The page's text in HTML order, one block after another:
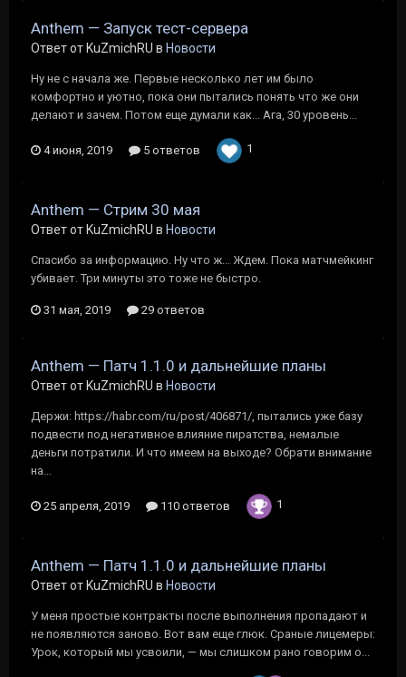
Anthem — Запуск тест-сервера
Ответ от KuZmichRU в Новости
Ну не с начала же. Первые несколько лет им было
комфортно и уютно, пока они пытались понять что же они
делают и зачем. Потом еще думали как... Ага, 30 уровень...
4 июня, 2019 5 ответов 1
Anthem — Стрим 30 мая
Ответ от KuZmichRU в Новости
Спасибо за информацию. Ну что ж... Ждем. Пока матчмейкинг
убивает. Три минуты это тоже не быстро.
31 мая, 2019 29 ответов
Anthem — Патч 1.1.0 и дальнейшие планы
Ответ от KuZmichRU в Новости
Держи: https://habr.com/ru/post/406871/, пытались уже базу
подвести под негативное влияние пиратства, немалые
деньги потратили. И что имеем на выходе? Обрати внимание
на...
25 апреля, 2019 110 ответов 1
Anthem — Патч 1.1.0 и дальнейшие планы
Ответ от KuZmichRU в Новости
У меня простые контракты после выполнения пропадают и
не появляются заново. Вот вам еще глюк. Сраные лицемеры:
Урок, который мы усвоили, — мы слишком рано говорим о...